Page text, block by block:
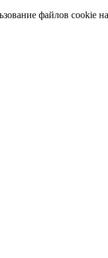
файлов cookie